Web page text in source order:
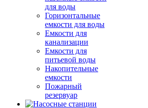
для воды
Горизонтальные
емкости для воды
Емкости для
канализации
Емкости для
питьевой воды
Накопительные
емкости
Пожарный
резервуар